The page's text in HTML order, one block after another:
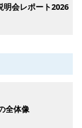
明会レポート2026
全体像